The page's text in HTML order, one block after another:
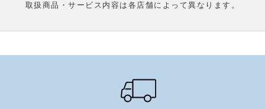
取扱商品・サービス内容は各店舗によって異なります。